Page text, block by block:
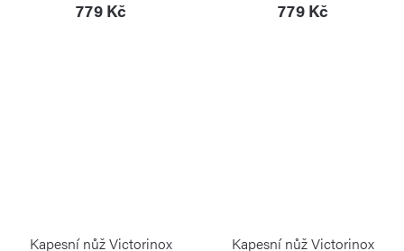
779 Kč 779 Kč
Kapesní nůž Victorinox Kapesní nůž Victorinox